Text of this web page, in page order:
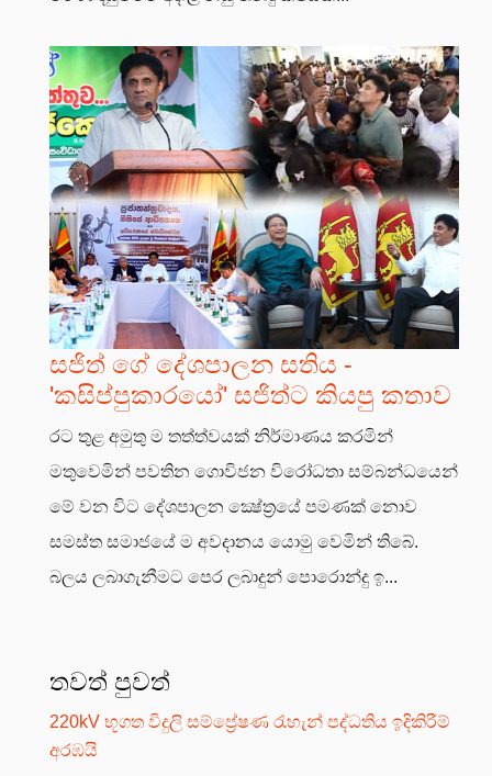
සජිත් ගේ දේශපාලන සතිය -
'කසිප්පුකාරයෝ' සජිත්ට කියපු කතාව
රට තුළ අමුතු ම තත්ත්වයක් නිර්මාණය කරමින්
මතුවෙමින් පවතින ගොවිජන විරෝධතා සම්බන්ධයෙන්
මේ වන විට දේශපාලන ක්‍ෂේත්‍රයේ පමණක් නොව
සමස්ත සමාජයේ ම අවදානය යොමු වෙමින් තිබේ.
බලය ලබාගැනීමට පෙර ලබාදුන් පොරොන්දු ඉ...
තවත් පුවත්
220kV භූගත විදුලි සම්ප්‍රේෂණ රැහැන් පද්ධතිය ඉදිකිරීම්
අරඹයි